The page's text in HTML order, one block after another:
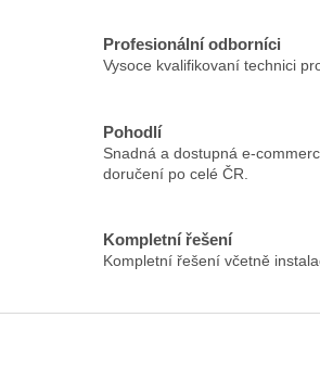
á
d
r
v
ý
i
Profesionální odborníci
Vysoce kvalifikovaní technici
Pohodlí
Snadná a dostupná e-
doručení po celé ČR.
Kompletní řešení
Kompletní řešení včetně